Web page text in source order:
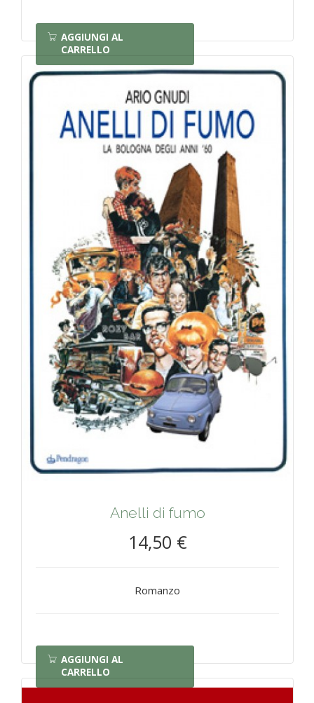
AGGIUNGI AL
CARRELLO
Anelli di fumo
14,50 €
Romanzo
AGGIUNGI AL
CARRELLO